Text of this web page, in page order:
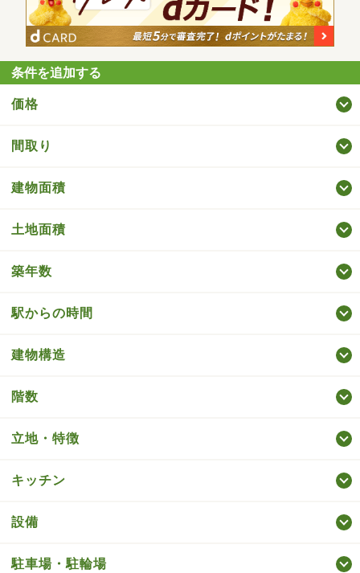
条件を追加する
価格
間取り
建物面積
土地面積
築年数
駅からの時間
建物構造
階数
立地・特徴
キッチン
設備
駐車場・駐輪場